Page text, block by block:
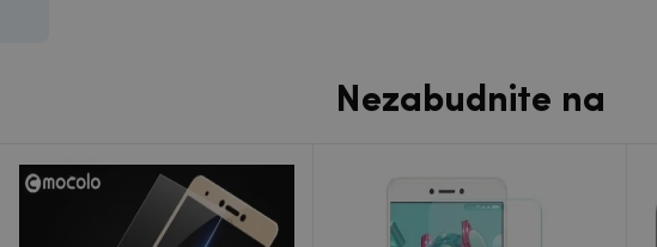
Nezabudnite na